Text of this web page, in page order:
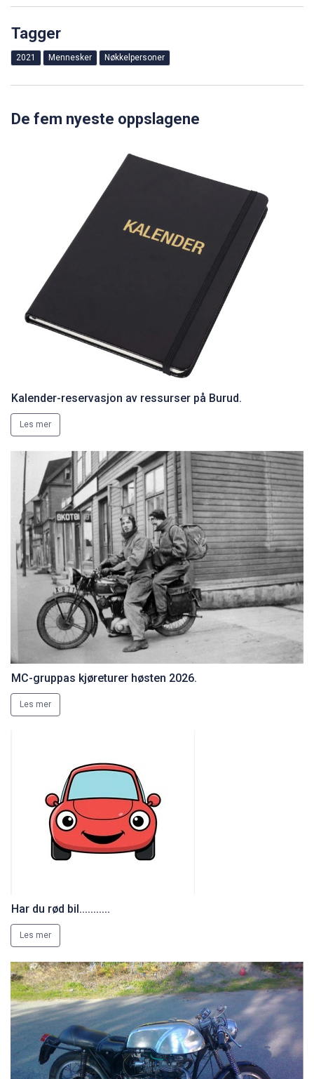
Tagger
2021 Mennesker Nøkkelpersoner
De fem nyeste oppslagene
Kalender-reservasjon av ressurser på Burud.
Les mer
MC-gruppas kjøreturer høsten 2026.
Les mer
Har du rød bil...........
Les mer